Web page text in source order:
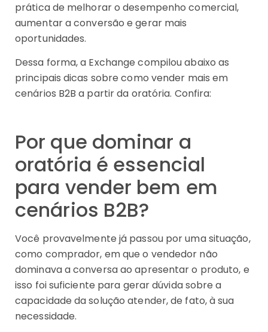
prática de melhorar o desempenho comercial,
aumentar a conversão e gerar mais
oportunidades.
Dessa forma, a Exchange compilou abaixo as
principais dicas sobre como vender mais em
cenários B2B a partir da oratória. Confira:
Por que dominar a
oratória é essencial
para vender bem em
cenários B2B?
Você provavelmente já passou por uma situação,
como comprador, em que o vendedor não
dominava a conversa ao apresentar o produto, e
isso foi suficiente para gerar dúvida sobre a
capacidade da solução atender, de fato, à sua
necessidade.